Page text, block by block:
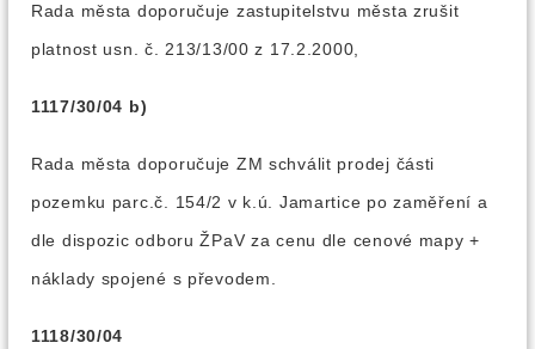
Rada města doporučuje zastupitelstvu města zrušit
platnost usn. č. 213/13/00 z 17.2.2000,
1117/30/04 b)
Rada města doporučuje ZM schválit prodej části
pozemku parc.č. 154/2 v k.ú. Jamartice po zaměření a
dle dispozic odboru ŽPaV za cenu dle cenové mapy +
náklady spojené s převodem.
1118/30/04